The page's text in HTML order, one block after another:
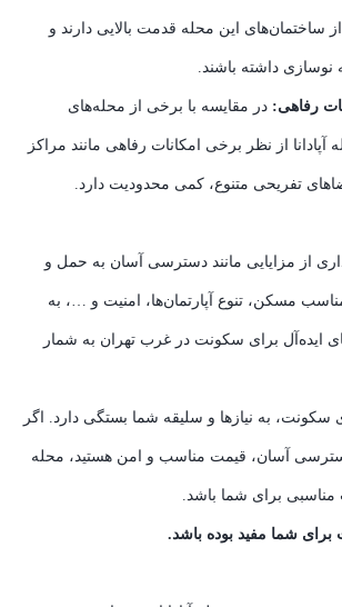
ساختمان‌های این محله قدمت بالایی دارند و
داشته باشند.
رفاهی: در مقایسه با برخی از محله‌های
آپادانا از نظر برخی امکانات رفاهی مانند مراکز
تفریحی متنوع، کمی محدودیت دارد.
از مزایایی مانند دسترسی آسان به حمل و
مسکن، تنوع آپارتمان‌ها، امنیت و …، به
ایده‌آل برای سکونت در غرب تهران به شمار
سکونت، به نیازها و سلیقه شما بستگی دارد. اگر
دسترسی آسان، قیمت مناسب و امن هستید، محله
مناسبی برای شما باشد.
برای شما مفید بوده باشد.